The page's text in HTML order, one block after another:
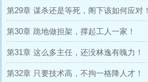
第29章 谋杀还是等死，阁下该如何应对！
第30章 跪地做担架，撑起工人一家！
第31章 这么多主任，还没林逸有魄力！
第32章 只要技术高，不拘一格降人才！